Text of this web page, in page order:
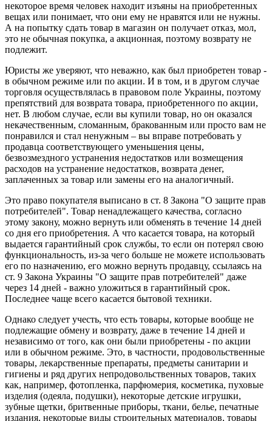
некоторое время человек находит изъяны на приобретенных
вещах или понимает, что они ему не нравятся или не нужны.
А на попытку сдать товар в магазин он получает отказ, мол,
это не обычная покупка, а акционная, поэтому возврату не
подлежит.
Юристы же уверяют, что неважно, как был приобретен товар -
в обычном режиме или по акции. И в том, и в другом случае
торговля осуществлялась в правовом поле Украины, поэтому
препятствий для возврата товара, приобретенного по акции,
нет. В любом случае, если вы купили товар, но он оказался
некачественным, сломанным, бракованным или просто вам не
понравился и стал ненужным – вы вправе потребовать у
продавца соответствующего уменьшения цены,
безвозмездного устранения недостатков или возмещения
расходов на устранение недостатков, возврата денег,
заплаченных за товар или замены его на аналогичный.
Это право покупателя выписано в ст. 8 Закона "О защите прав
потребителей". Товар ненадлежащего качества, согласно
этому закону, можно вернуть или обменять в течение 14 дней
со дня его приобретения. А что касается товара, на который
выдается гарантийный срок службы, то если он потерял свою
функциональность, из-за чего больше не можете использовать
его по назначению, его можно вернуть продавцу, ссылаясь на
ст. 9 Закона Украины "О защите прав потребителей" даже
через 14 дней - важно уложиться в гарантийный срок.
Последнее чаще всего касается бытовой техники.
Однако следует учесть, что есть товары, которые вообще не
подлежащие обмену и возврату, даже в течение 14 дней и
независимо от того, как они были приобретены - по акции
или в обычном режиме. Это, в частности, продовольственные
товары, лекарственные препараты, предметы санитарии и
гигиены и ряд других непродовольственных товаров, таких
как, например, фотопленка, парфюмерия, косметика, пуховые
изделия (одеяла, подушки), некоторые детские игрушки,
зубные щетки, бритвенные приборы, ткани, белье, печатные
издания, некоторые виды строительных материалов, товары